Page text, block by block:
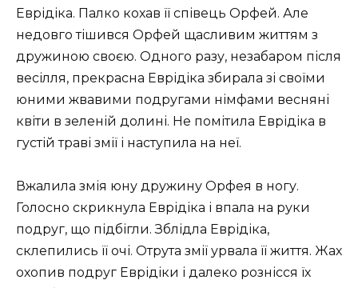
Еврідіка. Палко кохав її співець Орфей. Але
недовго тішився Орфей щасливим життям з
дружиною своєю. Одного разу, незабаром після
весілля, прекрасна Еврідіка збирала зі своїми
юними жвавими подругами німфами весняні
квіти в зеленій долині. Не помітила Еврідіка в
густій траві змії і наступила на неї.
Вжалила змія юну дружину Орфея в ногу.
Голосно скрикнула Еврідіка і впала на руки
подруг, що підбігли. Зблідла Еврідіка,
склепились її очі. Отрута змії урвала її життя. Жах
охопив подруг Еврідіки і далеко рознісся їх